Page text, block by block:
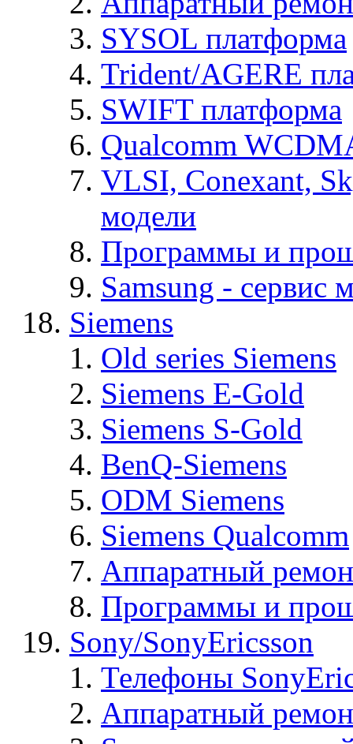
SYSOL платформа
Trident/AGERE
SWIFT платформа
Qualcomm
VLSI, Conexant,
модели
Программы и
Samsung - cервис
Siemens
Old series Siemens
Siemens E-Gold
Siemens S-Gold
BenQ-Siemens
ODM Siemens
Siemens Qualcomm
Аппаратный
Программы и
Sony/SonyEricsson
Телефоны
Аппаратный